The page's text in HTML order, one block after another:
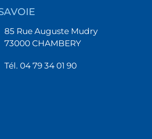
85 Rue Auguste Mudry
73000 CHAMBERY
Tél. 04 79 34 01 90